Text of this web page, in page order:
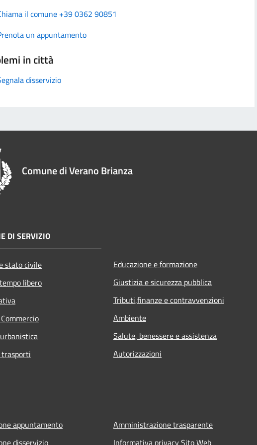
il comune +39 0362 90851
un appuntamento
in città
disservizio
Comune di Verano Brianza
DI SERVIZIO
stato civile
libero
Educazione e formazione
Giustizia e sicurezza pubblica
Tributi,finanze e contravvenzioni
Ambiente
Salute, benessere e assistenza
Autorizzazioni
appuntamento
disservizio
Amministrazione trasparente
Informativa privacy Sito Web